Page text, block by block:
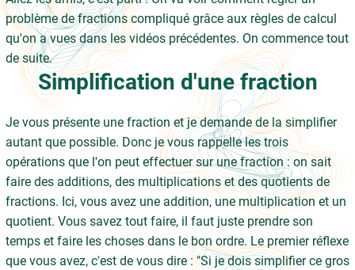
problème de fractions compliqué grâce aux règles de calcul
qu'on a vues dans les vidéos précédentes. On commence tout
de suite.
Simplification d'une fraction
Je vous présente une fraction et je demande de la simplifier
autant que possible. Donc je vous rappelle les trois
opérations que l'on peut effectuer sur une fraction : on sait
faire des additions, des multiplications et des quotients de
fractions. Ici, vous avez une addition, une multiplication et un
quotient. Vous savez tout faire, il faut juste prendre son
temps et faire les choses dans le bon ordre. Le premier réflexe
que vous avez, c'est de vous dire : "Si je dois simplifier ce gros